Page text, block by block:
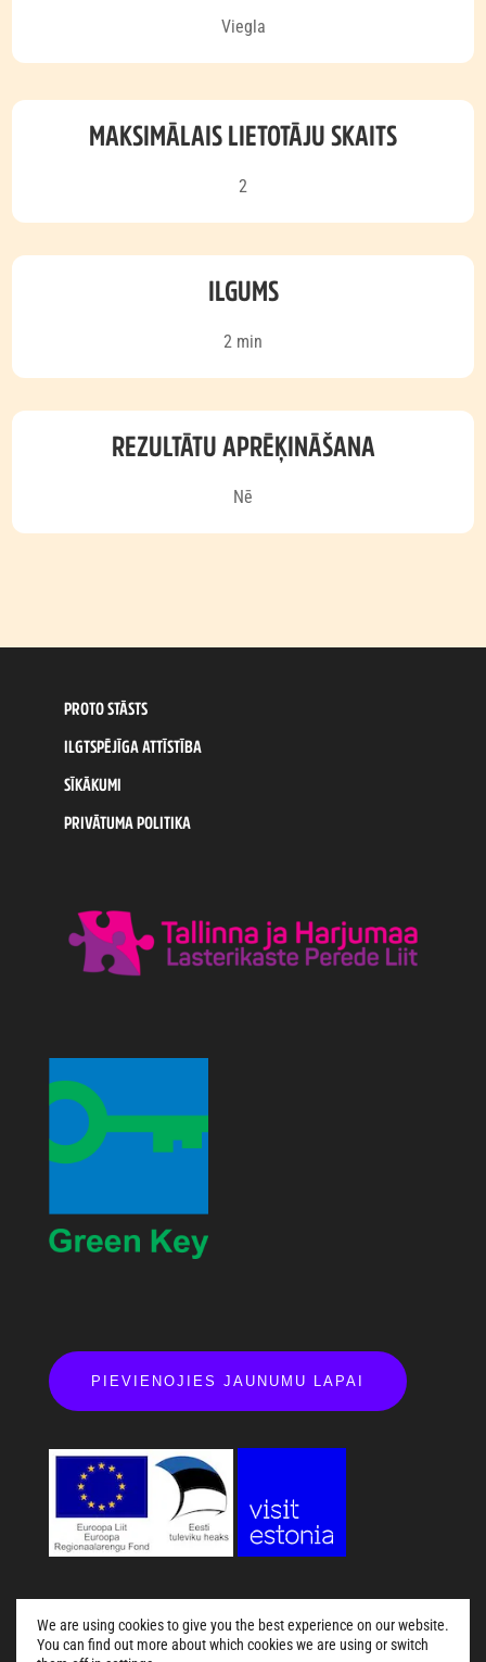
Viegla
MAKSIMĀLAIS LIETOTĀJU SKAITS
2
ILGUMS
2 min
REZULTĀTU APRĒĶINĀŠANA
Nē
PROTO STĀSTS
ILGTSPĒJĪGA ATTĪSTĪBA
SĪKĀKUMI
PRIVĀTUMA POLITIKA
PIEVIENOJIES JAUNUMU LAPAI
Küsi abi!
We are using cookies to give you the best experience on our website.
You can find out more about which cookies we are using or switch